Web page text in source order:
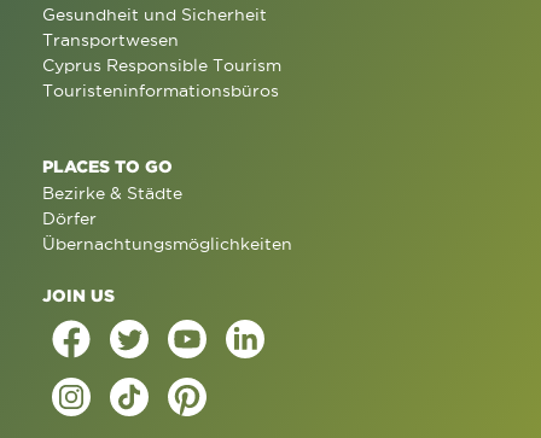
Gesundheit und Sicherheit
Transportwesen
Cyprus Responsible Tourism
Touristeninformationsbüros
PLACES TO GO
Bezirke & Städte
Dörfer
Übernachtungsmöglichkeiten
JOIN US